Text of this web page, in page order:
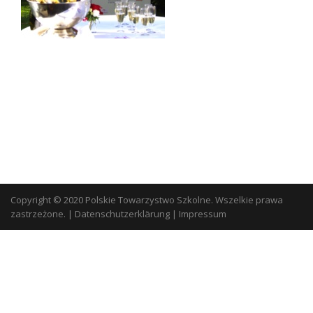
Copyright © 2020 Polskie Towarzystwo Szkolne. Wszelkie prawa
zastrzeżone. | Datenschutzerklärung | Impressum